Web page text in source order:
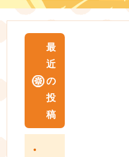
最
近
の
投
稿